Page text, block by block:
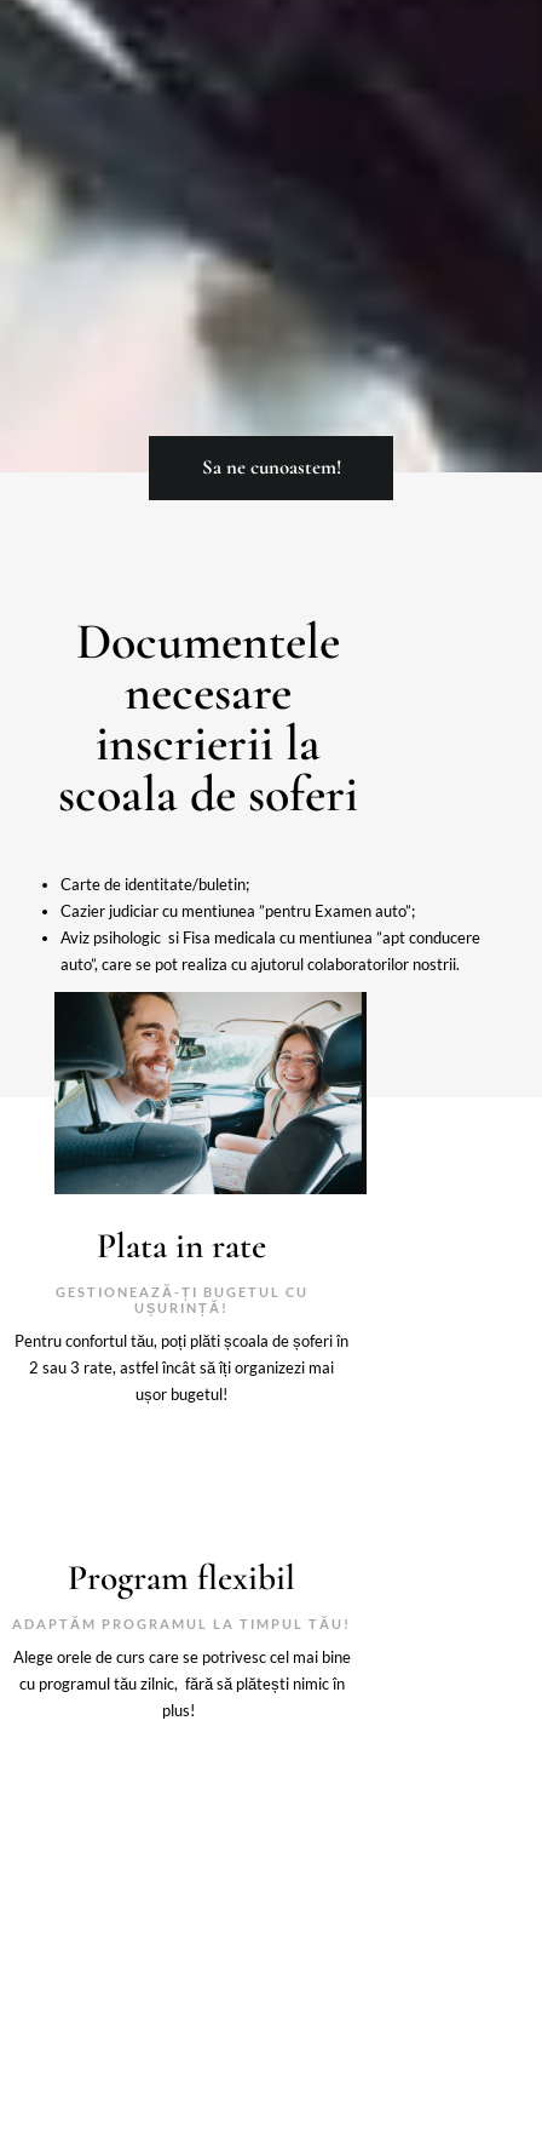
Sa ne cunoastem!
Documentele
necesare
inscrierii la
scoala de soferi
Carte de identitate/buletin;
Cazier judiciar cu mentiunea ”pentru Examen auto”;
Aviz psihologic si Fisa medicala cu mentiunea ”apt conducere
auto”, care se pot realiza cu ajutorul colaboratorilor nostrii.
Plata in rate
GESTIONEAZĂ-ȚI BUGETUL CU
UȘURINȚĂ!
Pentru confortul tău, poți plăti școala de șoferi în
2 sau 3 rate, astfel încât să îți organizezi mai
ușor bugetul!
Program flexibil
ADAPTĂM PROGRAMUL LA TIMPUL TĂU!
Alege orele de curs care se potrivesc cel mai bine
cu programul tău zilnic, fără să plătești nimic în
plus!